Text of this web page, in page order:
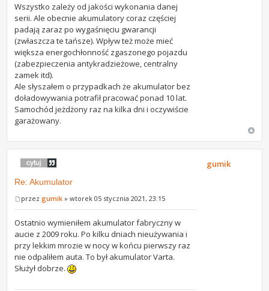
Wszystko zależy od jakości wykonania danej
serii. Ale obecnie akumulatory coraz częściej
padają zaraz po wygaśnięciu gwarancji
(zwłaszcza te tańsze). Wpływ też może mieć
większa energochłonność zgaszonego pojazdu
(zabezpieczenia antykradzieżowe, centralny
zamek itd).
Ale słyszałem o przypadkach że akumulator bez
doładowywania potrafił pracować ponad 10 lat.
Samochód jeżdżony raz na kilka dni i oczywiście
garażowany.
Re: Akumulator
przezgumik » wtorek 05 stycznia 2021, 23:15
Ostatnio wymieniłem akumulator fabryczny w
aucie z 2009 roku. Po kilku dniach nieużywania i
przy lekkim mrozie w nocy w końcu pierwszy raz
nie odpaliłem auta. To był akumulator Varta.
Służył dobrze.
gumik